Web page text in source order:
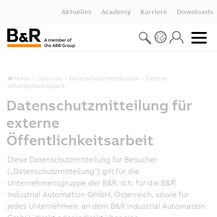
Aktuelles Academy Karriere Downloads
Home Über uns Datenschutzmitteilungen
Externe
Öffentlichkeitsarbeit
Datenschutzmitteilung für
externe
Öffentlichkeitsarbeit
Diese Datenschutzmitteilung für Besucher
(„Datenschutzmitteilung“) gilt für die
Unternehmensgruppe der B&R, d.h. für die B&R
Industrial Automation GmbH, Österreich, sowie für
jedes Unternehmen, an dem B&R Industrial Automation